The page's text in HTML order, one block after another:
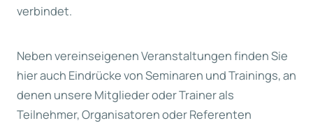
verbindet.
Neben vereinseigenen Veranstaltungen finden Sie
hier auch Eindrücke von Seminaren und Trainings, an
denen unsere Mitglieder oder Trainer als
Teilnehmer, Organisatoren oder Referenten